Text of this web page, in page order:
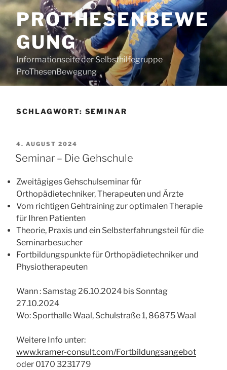
Zum
Inhalt
springenPROTHESENBEWE
GUNG
Informationseite der Selbsthilfegruppe
ProThesenBewegung
SCHLAGWORT: SEMINAR
VERÖFFENTLICHT
AM
4. AUGUST 2024
Seminar – Die Gehschule
Zweitägiges Gehschulseminar für
Orthopädietechniker, Therapeuten und Ärzte
Vom richtigen Gehtraining zur optimalen Therapie
für Ihren Patienten
Theorie, Praxis und ein Selbsterfahrungsteil für die
Seminarbesucher
Fortbildungspunkte für Orthopädietechniker und
Physiotherapeuten
Wann : Samstag 26.10.2024 bis Sonntag
27.10.2024
Wo: Sporthalle Waal, Schulstraße 1, 86875 Waal
Weitere Info unter:
www.kramer-consult.com/Fortbildungsangebot
oder 0170 3231779